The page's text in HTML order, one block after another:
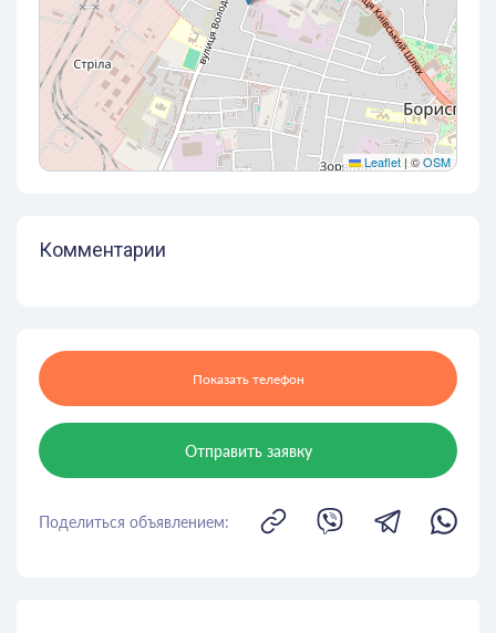
Leaflet | ©OSM
Комментарии
Показать телефон
Отправить заявку
Поделиться объявлением: